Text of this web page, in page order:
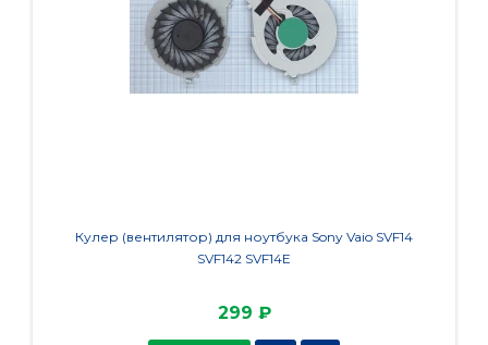
Кулер (вентилятор) для ноутбука Sony Vaio SVF14
SVF142 SVF14E
299 ₽